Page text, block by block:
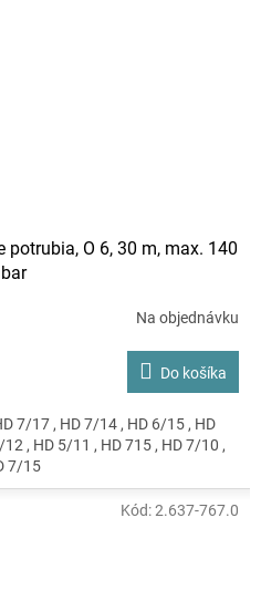
potrubia, O 6, 30 m, max. 140
bar
Na objednávku
Do košíka
7/17 , HD 7/14 , HD 6/15 , HD
, HD 5/11 , HD 715 , HD 7/10 ,
7/15
Kód:2.637-767.0